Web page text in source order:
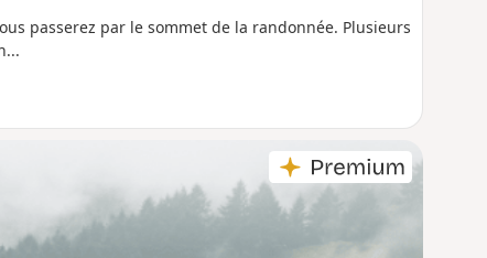
passerez par le sommet de la randonnée. Plusieurs